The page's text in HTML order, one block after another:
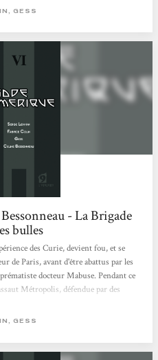
désigné dans des circonstances
GESS
- La Brigade
bulles
des Curie, devient fou, et se
de Paris, avant d'être abattus par les
docteur Mabuse. Pendant ce
Métropolis, défendue par des
mythique Brigade chimérique, où
GESS